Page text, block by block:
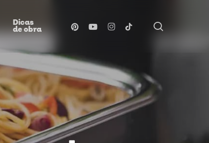
Dicas
de obra pinterestyoutubeinstagram
tiktok